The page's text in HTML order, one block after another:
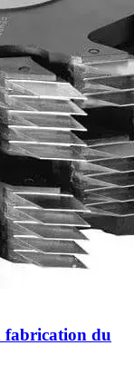
fabrication du